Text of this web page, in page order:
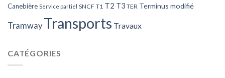
Canebière Service partiel SNCF T1 T2 T3 TER Terminus modifié
Tramway Transports Travaux
CATÉGORIES